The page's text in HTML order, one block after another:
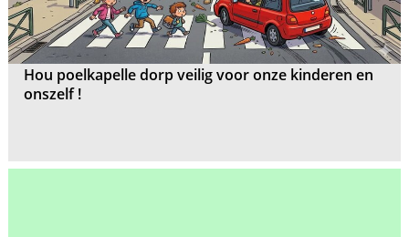
Hou poelkapelle dorp veilig voor onze kinderen en
onszelf !